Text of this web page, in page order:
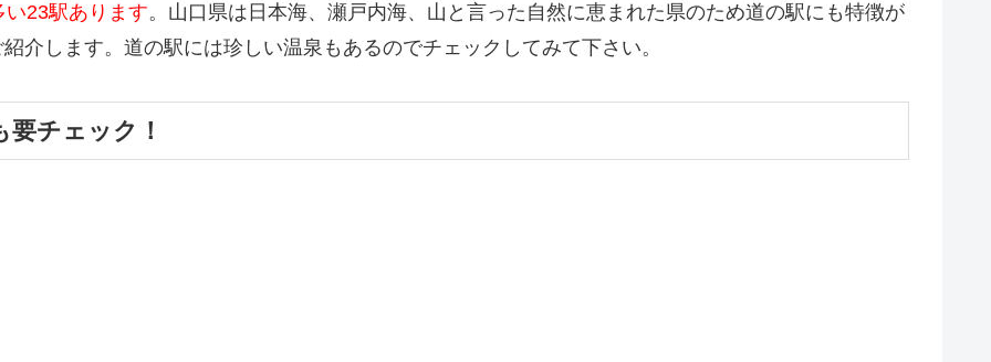
23駅あります。山口県は日本海、瀬戸内海、山と言った自然に恵まれた県のため道の駅にも特徴が
介します。道の駅には珍しい温泉もあるのでチェックしてみて下さい。
チェック！